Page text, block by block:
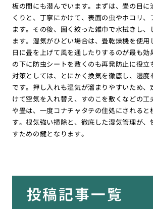
板の間にも潜んでいます。まずは、畳の目に
くりと、丁寧にかけて、表面の虫やホコリ、
ます。その後、固く絞った雑巾で水拭きし、
ます。湿気がひどい場合は、畳乾燥機を使用
日に畳を上げて風を通したりするのが最も効
の下に防虫シートを敷くのも再発防止に役立
対策としては、とにかく換気を徹底し、湿度
です。押し入れも湿気が溜まりやすいため、
けて空気を入れ替え、すのこを敷くなどの工
や畳は、一度コナチャタテの住処にされると
す。根気強い掃除と、徹底した湿気管理が、
すための鍵となります。
投稿記事一覧